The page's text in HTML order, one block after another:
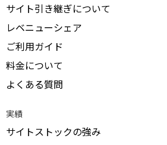
サイト引き継ぎについて
レベニューシェア
ご利用ガイド
料金について
よくある質問
実績
サイトストックの強み